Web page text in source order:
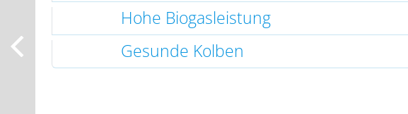
Hohe Biogasleistung
Gesunde Kolben